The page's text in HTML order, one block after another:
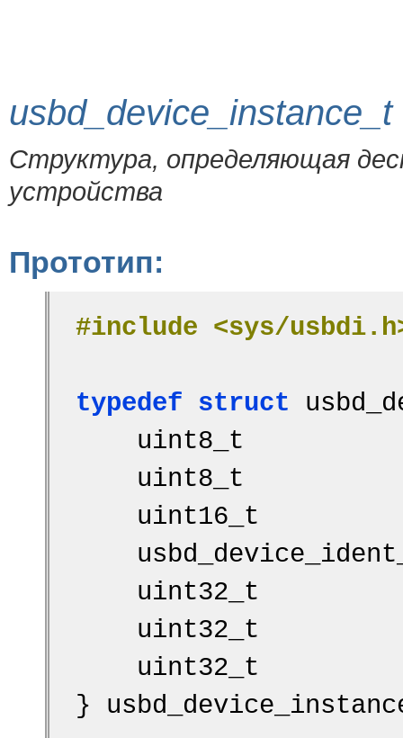
usbd_device_instance_t
Структура, определяющая
устройства
Прототип:
#include <sys/
typedef struct
uint8_t
uint8_t
uint16_t
uint32_t
uint32_t
uint32_t
}